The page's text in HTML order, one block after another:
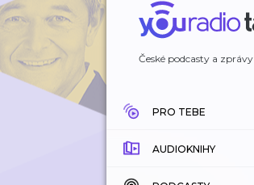
České podcasty a zprávy
PRO TEBE
AUDIOKNIHY